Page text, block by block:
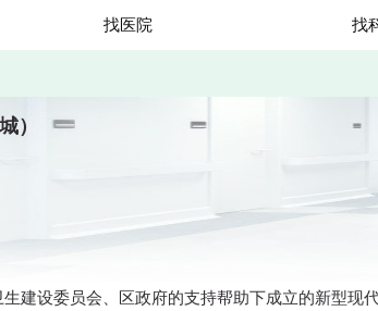
找医院 找
）
建设委员会、区政府的支持帮助下成立的新型